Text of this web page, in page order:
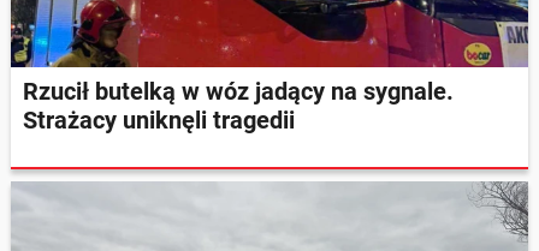
Rzucił butelką w wóz jadący na sygnale.
Strażacy uniknęli tragedii